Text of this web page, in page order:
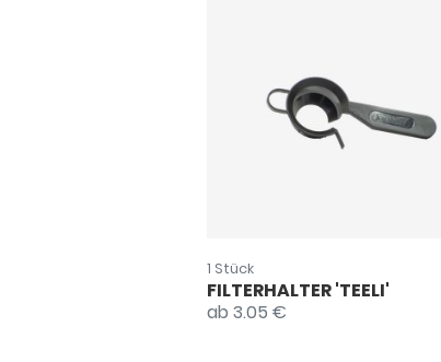
1 Stück
FILTERHALTER 'TEELI'
ab 3.05 €